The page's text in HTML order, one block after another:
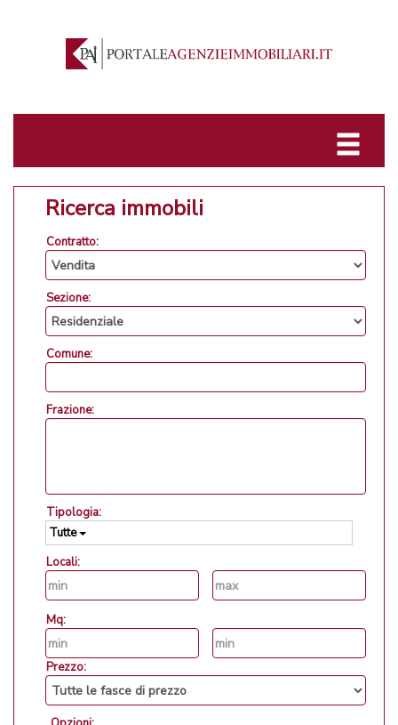
Ricerca immobili
Contratto:
Sezione:
Comune:
Frazione:
Tipologia:
Tutte
Locali:
Mq:
Prezzo: